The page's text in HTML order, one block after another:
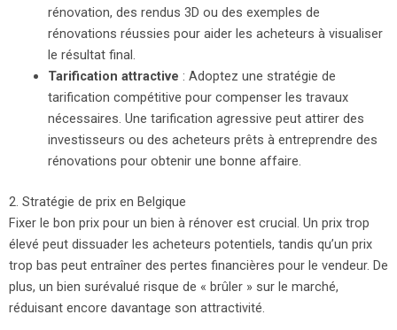
rénovation, des rendus 3D ou des exemples de
rénovations réussies pour aider les acheteurs à visualiser
le résultat final.
Tarification attractive : Adoptez une stratégie de
tarification compétitive pour compenser les travaux
nécessaires. Une tarification agressive peut attirer des
investisseurs ou des acheteurs prêts à entreprendre des
rénovations pour obtenir une bonne affaire.
2. Stratégie de prix en Belgique
Fixer le bon prix pour un bien à rénover est crucial. Un prix trop
élevé peut dissuader les acheteurs potentiels, tandis qu’un prix
trop bas peut entraîner des pertes financières pour le vendeur. De
plus, un bien surévalué risque de « brûler » sur le marché,
réduisant encore davantage son attractivité.